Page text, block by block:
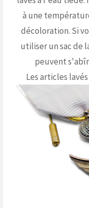
à une
décoloration. Si
utiliser un sac de
peuvent
Les articles